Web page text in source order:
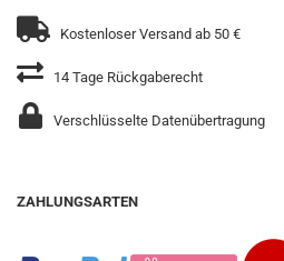
Kostenloser Versand ab 50 €
14 Tage Rückgaberecht
Verschlüsselte Datenübertragung
ZAHLUNGSARTEN